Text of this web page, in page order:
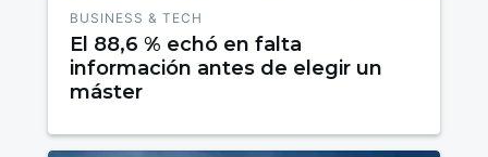
BUSINESS & TECH
El 88,6 % echó en falta
información antes de elegir un
máster